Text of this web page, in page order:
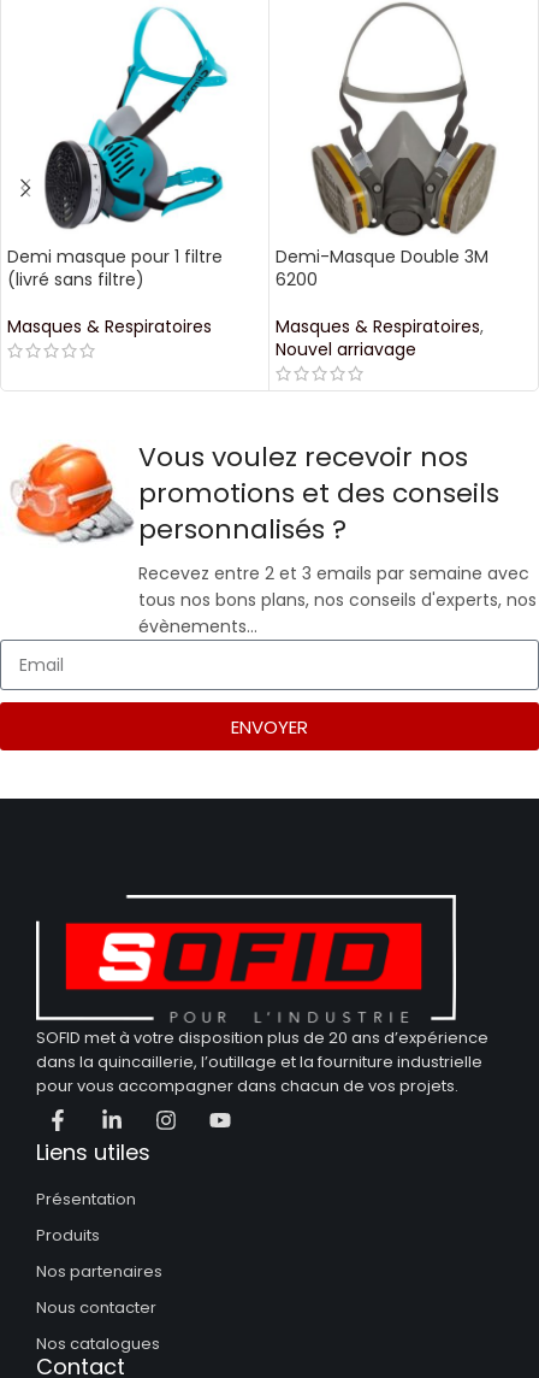
Demi masque pour 1 filtre
(livré sans filtre)
Masques & Respiratoires
Demi-Masque Double 3M
6200
Masques & Respiratoires,
Nouvel arriavage
Vous voulez recevoir nos
promotions et des conseils
personnalisés ?
Recevez entre 2 et 3 emails par semaine avec
tous nos bons plans, nos conseils d'experts, nos
évènements…
ENVOYER
SOFID met à votre disposition plus de 20 ans d’expérience
dans la quincaillerie, l’outillage et la fourniture industrielle
pour vous accompagner dans chacun de vos projets.
Liens utiles
Présentation
Produits
Nos partenaires
Nous contacter
Nos catalogues
Contact